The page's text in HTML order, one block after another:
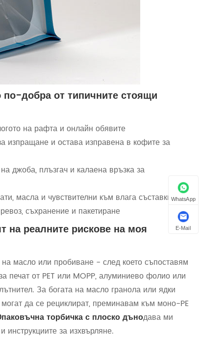
добра от типичните стоящи
на рафта и онлайн обявите
изпращане и остава изправена в кофите за
джоба, плъзгач и калаена връзка за
масла и чувствителни към влага съставки
съхранение и пакетиране
на реалните рискове на моя
масло или пробиване - след което съпоставям
печат от PET или MOPP, алуминиево фолио или
За богата на масло гранола или ядки
да се рециклират, преминавам към моно-PE
торбичка с плоско дънодава ми
инструкциите за изхвърляне.
WhatsApp
E-Mail